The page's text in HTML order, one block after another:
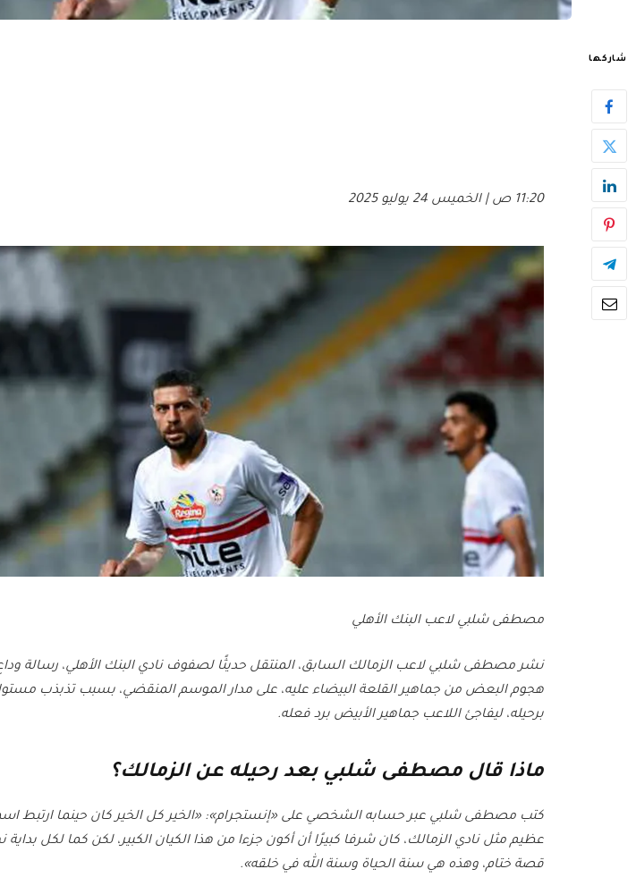
شاركها
11:20 ص | الخميس 24 يوليو 2025
مصطفى شلبي لاعب البنك الأهلي
نشر مصطفى شلبي لاعب الزمالك السابق، المنتقل حديثًا لصفوف نادي البنك الأهلي، رسالة
هجوم البعض من جماهير القلعة البيضاء عليه، على مدار الموسم المنقضي، بسبب تذبذب
برحيله، ليفاجئ اللاعب جماهير الأبيض برد فعله.
ماذا قال مصطفى شلبي بعد رحيله عن الزمالك؟
كتب مصطفى شلبي عبر حسابه الشخصي على «إنستجرام»: «الخير كل الخير كان حينما ارتبط
عظيم مثل نادي الزمالك، كان شرفا كبيرًا أن أكون جزءا من هذا الكيان الكبير، لكن كما لكل بداية
قصة ختام، وهذه هي سنة الحياة وسنة الله في خلقه».